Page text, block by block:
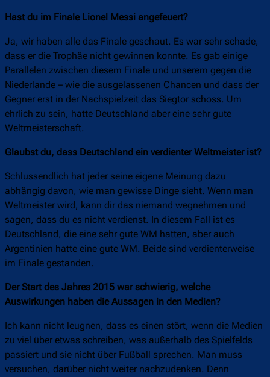
Hast du im Finale Lionel Messi angefeuert?
Ja, wir haben alle das Finale geschaut. Es war sehr schade,
dass er die Trophäe nicht gewinnen konnte. Es gab einige
Parallelen zwischen diesem Finale und unserem gegen die
Niederlande – wie die ausgelassenen Chancen und dass der
Gegner erst in der Nachspielzeit das Siegtor schoss. Um
ehrlich zu sein, hatte Deutschland aber eine sehr gute
Weltmeisterschaft.
Glaubst du, dass Deutschland ein verdienter Weltmeister ist?
Schlussendlich hat jeder seine eigene Meinung dazu
abhängig davon, wie man gewisse Dinge sieht. Wenn man
Weltmeister wird, kann dir das niemand wegnehmen und
sagen, dass du es nicht verdienst. In diesem Fall ist es
Deutschland, die eine sehr gute WM hatten, aber auch
Argentinien hatte eine gute WM. Beide sind verdienterweise
im Finale gestanden.
Der Start des Jahres 2015 war schwierig, welche
Auswirkungen haben die Aussagen in den Medien?
Ich kann nicht leugnen, dass es einen stört, wenn die Medien
zu viel über etwas schreiben, was außerhalb des Spielfelds
passiert und sie nicht über Fußball sprechen. Man muss
versuchen, darüber nicht weiter nachzudenken. Denn